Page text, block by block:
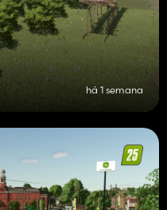
há 1 semana